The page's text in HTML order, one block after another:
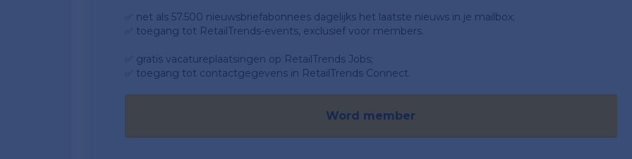
✅ net als 57.500 nieuwsbriefabonnees dagelijks het laatste nieuws in je mailbox;
✅ toegang tot RetailTrends-events, exclusief voor members.
✅ gratis vacatureplaatsingen op RetailTrends Jobs;
✅ toegang tot contactgegevens in RetailTrends Connect.
Word member